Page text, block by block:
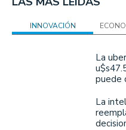
INNOVACIÓN
La
puede
La